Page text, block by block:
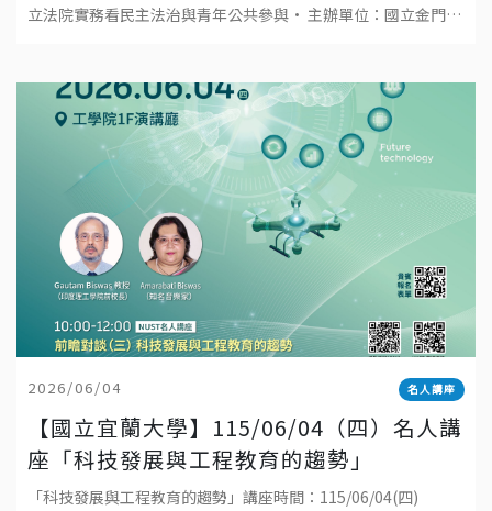
立法院實務看民主法治與青年公共參與• 主辦單位：國立金門大
2026/06/04 名人講座
【國立宜蘭大學】115/06/04（四）名人講
座「科技發展與工程教育的趨勢」
「科技發展與工程教育的趨勢」講座時間：115/06/04(四)